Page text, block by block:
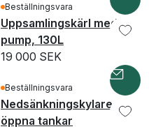
Beställningsvara
Uppsamlingskärl med
pump, 130L
19 000 SEK
Beställningsvara
Nedsänkningskylare för
öppna tankar